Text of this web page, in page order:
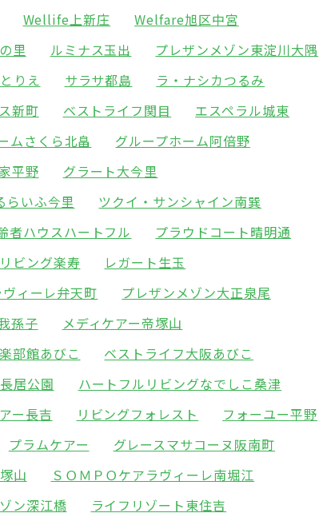
Wellife上新庄
Welfare旭区中宮
里 ルミナス玉出
プレザンメゾン東淀川大隅
りえ サラサ都島
ラ・ナシカつるみ
新町 ベストライフ関目
エスペラル城東
ムさくら北畠
グループホーム阿倍野
平野
グラート大今里
らいふ今里
ツクイ・サンシャイン南巽
者ハウスハートフル
プラウドコート晴明通
ビング楽寿
レガート生玉
ィーレ弁天町
プレザンメゾン大正泉尾
孫子
メディケアー帝塚山
部館あびこ
ベストライフ大阪あびこ
居公園
ハートフルリビングなでしこ桑津
ー長吉 リビングフォレスト
フォーユー平野
プラムケアー
グレースマサコーヌ阪南町
山
ＳＯＭＰＯケアラヴィーレ南堀江
ン深江橋
ライフリゾート東住吉